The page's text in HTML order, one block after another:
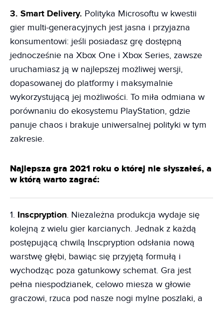
3. Smart Delivery. Polityka Microsoftu w kwestii
gier multi-generacyjnych jest jasna i przyjazna
konsumentowi: jeśli posiadasz grę dostępną
jednocześnie na Xbox One i Xbox Series, zawsze
uruchamiasz ją w najlepszej możliwej wersji,
dopasowanej do platformy i maksymalnie
wykorzystującą jej możliwości. To miła odmiana w
porównaniu do ekosystemu PlayStation, gdzie
panuje chaos i brakuje uniwersalnej polityki w tym
zakresie.
Najlepsza gra 2021 roku o której nie słyszałeś, a
w którą warto zagrać:
1. Inscpryption. Niezależna produkcja wydaje się
kolejną z wielu gier karcianych. Jednak z każdą
postępującą chwilą Inscpryption odsłania nową
warstwę głębi, bawiąc się przyjętą formułą i
wychodząc poza gatunkowy schemat. Gra jest
pełna niespodzianek, celowo miesza w głowie
graczowi, rzuca pod nasze nogi mylne poszlaki, a